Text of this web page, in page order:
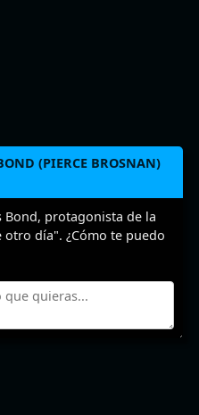
(PIERCE BROSNAN)
Bond, protagonista de la
día". ¿Cómo te puedo